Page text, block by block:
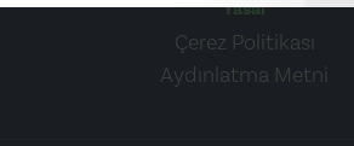
Yasal
Çerez Politikası
Aydınlatma Metni